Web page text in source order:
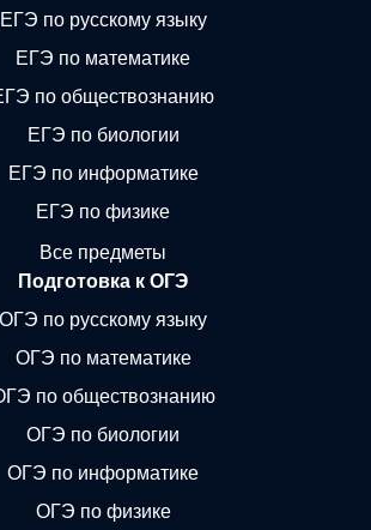
ЕГЭ по русскому языку
ЕГЭ по математике
по обществознанию
ЕГЭ по биологии
ЕГЭ по информатике
ЕГЭ по физике
Все предметы
Подготовка к ОГЭ
ОГЭ по русскому языку
ОГЭ по математике
по обществознанию
ОГЭ по биологии
ОГЭ по информатике
ОГЭ по физике